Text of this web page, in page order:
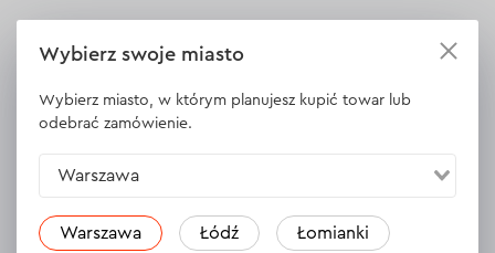
Kosy spalinowe: modele i ceny w
Dnipro-M w Polsce
Kosa spalinowa (podkaszarka benzynowa) to narzędzie
ogrodnicze z silnikiem benzynowym, przeznaczone do
koszenia trawy, chwastów i krzewów. Kosę spalinową
warto kupić do pielęgnacji terenu przydomowego,
Wybierz swoje miasto
Wybierz miasto, w którym planujesz kupić towar lub
odebrać zamówienie.
Warszawa
Warszawa Łódź Łomianki